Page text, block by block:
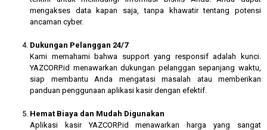
mengakses data kapan saja, tanpa khawatir tentang potensi
ancaman cyber.
Dukungan Pelanggan 24/7
Kami memahami bahwa support yang responsif adalah kunci.
YAZCORP.id menawarkan dukungan pelanggan sepanjang waktu,
siap membantu Anda mengatasi masalah atau memberikan
panduan penggunaan aplikasi kasir dengan efektif.
Hemat Biaya dan Mudah Digunakan
Aplikasi kasir YAZCORP.id menawarkan harga yang sangat